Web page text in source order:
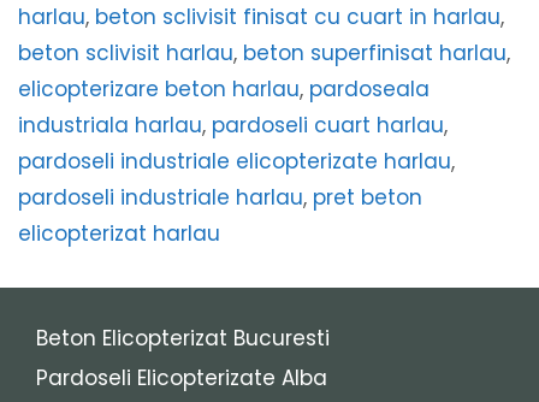
harlau, beton sclivisit finisat cu cuart in harlau,
beton sclivisit harlau, beton superfinisat harlau,
elicopterizare beton harlau, pardoseala
industriala harlau, pardoseli cuart harlau,
pardoseli industriale elicopterizate harlau,
pardoseli industriale harlau, pret beton
elicopterizat harlau
Beton Elicopterizat Bucuresti
Pardoseli Elicopterizate Alba